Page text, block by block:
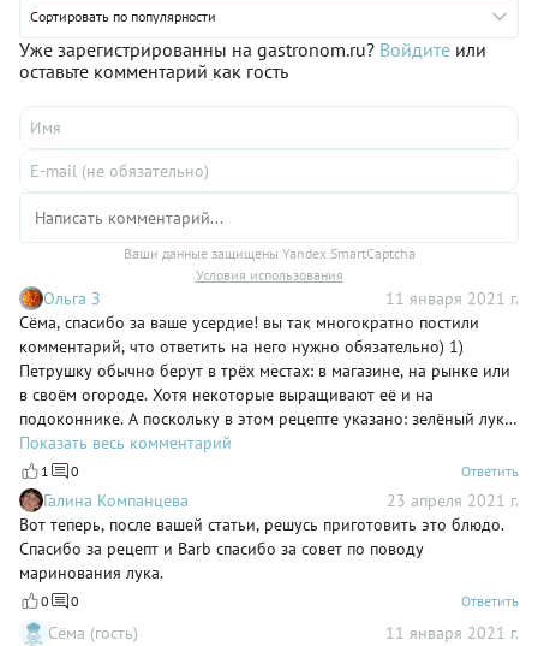
Сортировать по популярности
Уже зарегистрированны на gastronom.ru? Войдите или
оставьте комментарий как гость
Ваши данные защищены Yandex SmartCaptcha
Условия использования
Ольга З
11 января 2021 г.
Сёма, спасибо за ваше усердие! вы так многократно постили
комментарий, что ответить на него нужно обязательно) 1)
Петрушку обычно берут в трёх местах: в магазине, на рынке или
в своём огороде. Хотя некоторые выращивают её и на
подоконнике. А поскольку в этом рецепте указано: зелёный лук
ИЛИ петрушка, вопрос считаю решёным. В данном случае мы
выбрали зелёный лук. 2) А почему бы и не в форме рыбы. В
основе этого блюда - селёдка. Селёдка - это рыба, поэтому и
выбрали такую форму подачи. Она только рекомендательная,
поэтому каждый подаёт, как считает нужным) Разве форма здесь
важнее содержания? 3) Не нужно делать так много копий одного
комментария. Количество не влияет на быстроту размещений)
Все комментарии у нас проходят модерацию.
Показать весь комментарий
1 0 Ответить
Галина Компанцева
23 апреля 2021 г.
Вот теперь, после вашей статьи, решусь приготовить это блюдо.
Спасибо за рецепт и Barb спасибо за совет по поводу
маринования лука.
0 0 Ответить
Сёма (гость)
11 января 2021 г.